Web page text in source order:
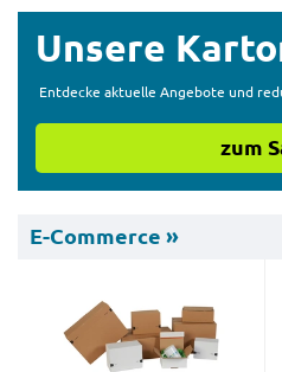
Unsere
Entdecke aktuelle Angebote und
zum
E-Commerce »